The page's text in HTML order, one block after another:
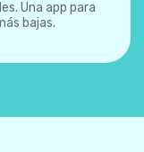
Una app para
bajas.